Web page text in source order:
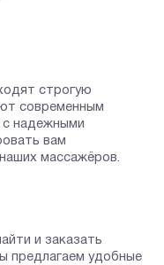
строгую
современным
надежными
вам
массажёров.
и заказать
предлагаем удобные